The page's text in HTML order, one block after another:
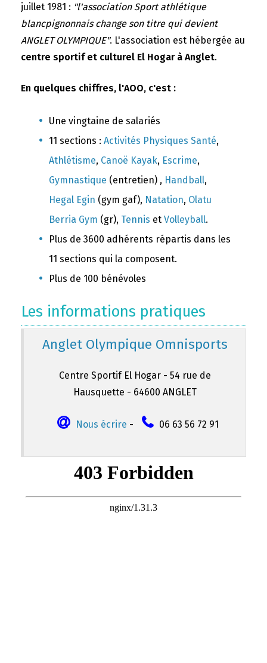
juillet 1981 : "l'association Sport athlétique
blancpignonnais change son titre qui devient
ANGLET OLYMPIQUE". L'association est hébergée au
centre sportif et culturel El Hogar à Anglet.
En quelques chiffres, l'AOO, c'est :
Une vingtaine de salariés
11 sections : Activités Physiques Santé,
Athlétisme, Canoë Kayak, Escrime,
Gymnastique (entretien) , Handball,
Hegal Egin (gym gaf), Natation, Olatu
Berria Gym (gr), Tennis et Volleyball.
Plus de 3600 adhérents répartis dans les
11 sections qui la composent.
Plus de 100 bénévoles
Les informations pratiques
Anglet Olympique Omnisports
Centre Sportif El Hogar - 54 rue de
Hausquette - 64600 ANGLET
Nous écrire - 06 63 56 72 91